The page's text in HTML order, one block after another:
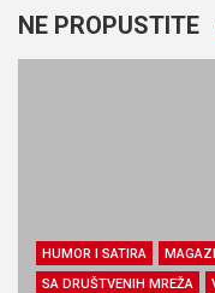
NE PROPUSTITE
HUMOR I SATIRA
SA DRUŠTVENIH MREŽA